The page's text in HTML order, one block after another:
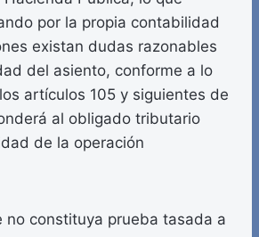
por la propia contabilidad
existan dudas razonables
del asiento, conforme a lo
artículos 105 y siguientes de
al obligado tributario
de la operación
no constituya prueba tasada a